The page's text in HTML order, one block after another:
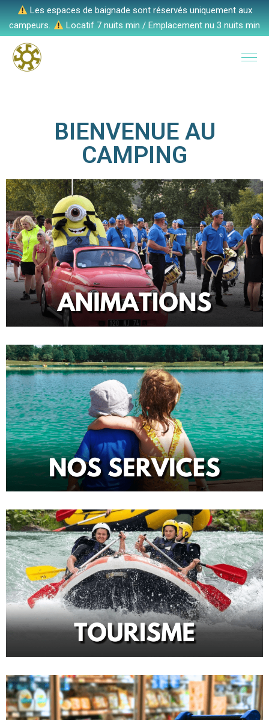
Les espaces de baignade sont réservés uniquement aux
campeurs.
Locatif 7 nuits min / Emplacement nu 3 nuits min
BIENVENUE AU
CAMPING